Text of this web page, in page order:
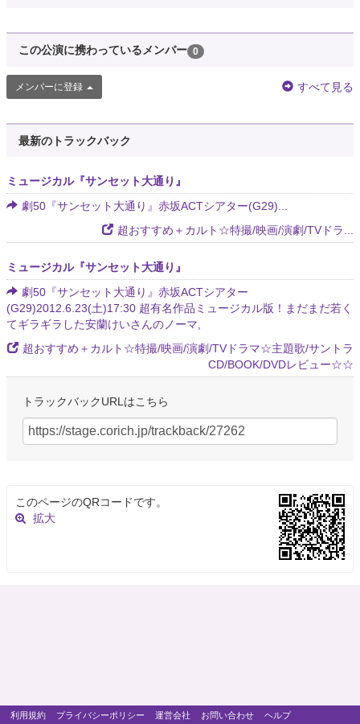
この公演に携わっているメンバー 0
メンバーに登録 すべて見る
最新のトラックバック
ミュージカル『サンセット大通り』
劇50『サンセット大通り』赤坂ACTシアター(G29)...
超おすすめ＋カルト☆特撮/映画/演劇/TVドラ...
ミュージカル『サンセット大通り』
劇50『サンセット大通り』赤坂ACTシアター
(G29)2012.6.23(土)17:30 超有名作品ミュージカル版！まだまだ若く
てギラギラした安蘭けいさんのノーマ,
超おすすめ＋カルト☆特撮/映画/演劇/TVドラマ☆主題歌/サントラ
CD/BOOK/DVDレビュー☆☆
トラックバックURLはこちら
このページのQRコードです。
拡大
利用規約 プライバシーポリシー 運営会社 お問い合わせ
ヘルプ